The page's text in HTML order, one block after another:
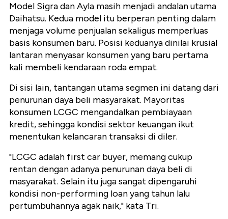
Model Sigra dan Ayla masih menjadi andalan utama
Daihatsu. Kedua model itu berperan penting dalam
menjaga volume penjualan sekaligus memperluas
basis konsumen baru. Posisi keduanya dinilai krusial
lantaran menyasar konsumen yang baru pertama
kali membeli kendaraan roda empat.
Di sisi lain, tantangan utama segmen ini datang dari
penurunan daya beli masyarakat. Mayoritas
konsumen LCGC mengandalkan pembiayaan
kredit, sehingga kondisi sektor keuangan ikut
menentukan kelancaran transaksi di diler.
"LCGC adalah first car buyer, memang cukup
rentan dengan adanya penurunan daya beli di
masyarakat. Selain itu juga sangat dipengaruhi
kondisi non-performing loan yang tahun lalu
pertumbuhannya agak naik," kata Tri.